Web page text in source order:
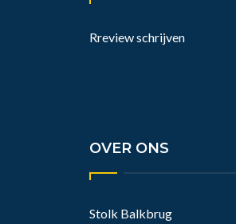
Rreview schrijven
OVER ONS
Stolk Balkbrug